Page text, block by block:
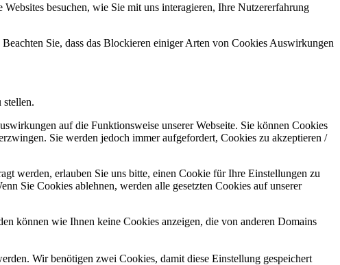
besuchen, wie Sie mit uns interagieren, Ihre Nutzererfahrung
Sie, dass das Blockieren einiger Arten von Cookies Auswirkungen
stellen.
auf die Funktionsweise unserer Webseite. Sie können Cookies
Sie werden jedoch immer aufgefordert, Cookies zu akzeptieren /
werden, erlauben Sie uns bitte, einen Cookie für Ihre Einstellungen zu
Sie Cookies ablehnen, werden alle gesetzten Cookies auf unserer
können wie Ihnen keine Cookies anzeigen, die von anderen Domains
Wir benötigen zwei Cookies, damit diese Einstellung gespeichert